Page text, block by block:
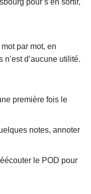
par mot, en
d’aucune utilité.
première fois le
notes, annoter
le POD pour